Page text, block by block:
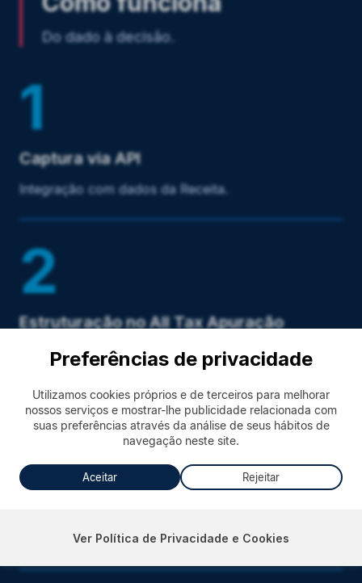
Do dado à decisão.
1
Captura via API
Integração com dados da Receita.
2
Estruturação no All Tax Apuração
3
Cálculo independente baseado no ERP.
Preferências de privacidade
Utilizamos cookies próprios e de terceiros para melhorar
nossos serviços e mostrar-lhe publicidade relacionada com
suas preferências através da análise de seus hábitos de
navegação neste site.
Aceitar Rejeitar
Ver Política de Privacidade e Cookies